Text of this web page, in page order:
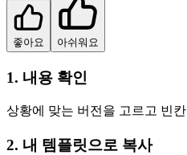
좋아요 아쉬워요
1. 내용 확인
상황에 맞는 버전을 고르고 빈
2. 내 템플릿으로 복사